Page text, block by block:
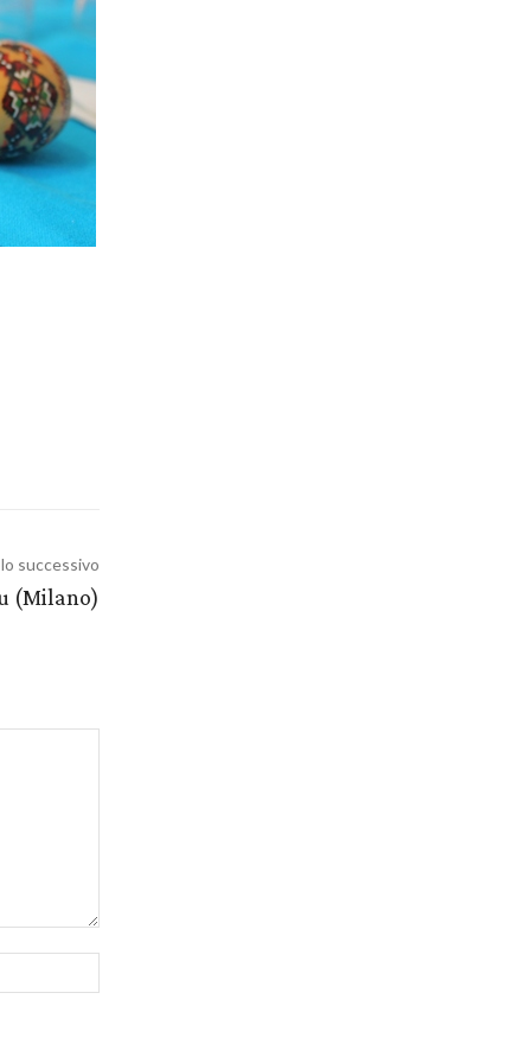
successivo
(Milano)
Web: